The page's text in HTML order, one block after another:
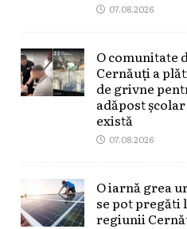
07.08.2026
O comunitate
Cernăuți a
de grivne
adăpost
există
07.08.2026
O iarnă grea
se pot
regiunii